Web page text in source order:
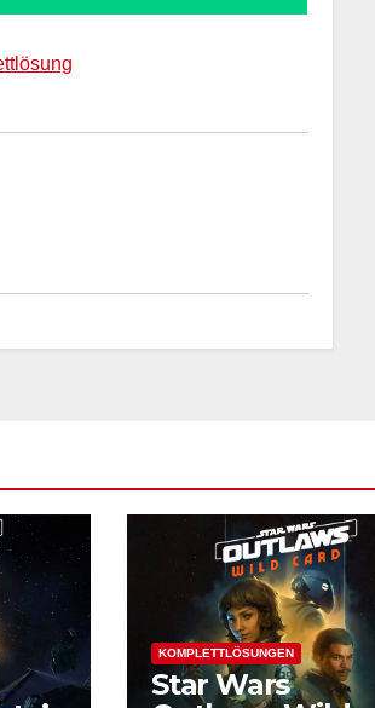
KOMPLETTLÖSUNGEN
Star Wars